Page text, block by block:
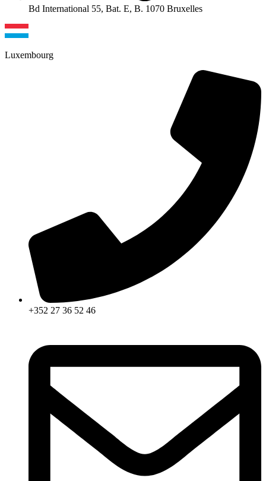
Bd International 55, Bat. E, B. 1070 Bruxelles
Luxembourg
+352 27 36 52 46